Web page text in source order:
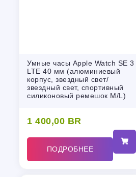
Умные часы Apple Watch SE 3
LTE 40 мм (алюминиевый
корпус, звездный свет/
звездный свет, спортивный
силиконовый ремешок M/L)
1 400,00 BR
ПОДРОБНЕЕ